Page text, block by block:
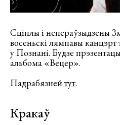
Сціплы і непераўзыдзены
восеньскі лямпавы канцэрт
у Познані. Будзе
альбома «Вецер».
Падрабязнейтут.
Кракаў